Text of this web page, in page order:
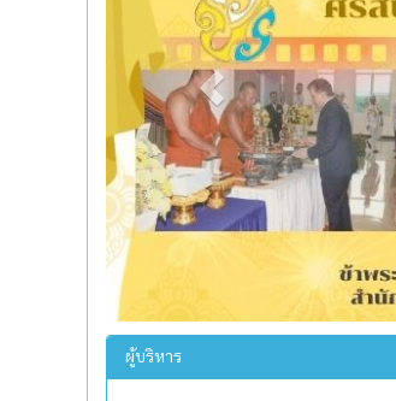
ผู้บริหาร